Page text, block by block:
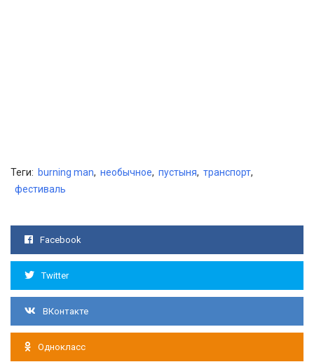
Теги: burning man, необычное, пустыня, транспорт,
фестиваль
Facebook
Twitter
ВКонтакте
Однокласс